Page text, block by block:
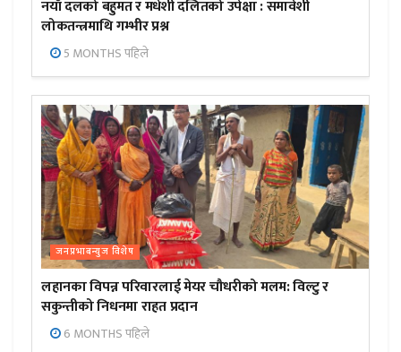
नयाँ दलको बहुमत र मधेशी दलितको उपेक्षा : समावेशी
लोकतन्त्रमाथि गम्भीर प्रश्न
5 MONTHS पहिले
जनप्रभाबन्युज विशेष
लहानका विपन्न परिवारलाई मेयर चौधरीको मलम: विल्टु र
सकुन्तीको निधनमा राहत प्रदान
6 MONTHS पहिले